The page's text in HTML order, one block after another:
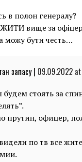
в полон генералу?
вище за
можу бути честь…
запасу | 09.09.2022
стоять за
прутин, офицер,
по тв все